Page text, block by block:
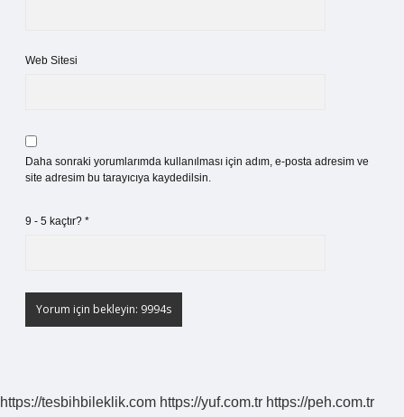
Web Sitesi
Daha sonraki yorumlarımda kullanılması için adım, e-posta adresim ve
site adresim bu tarayıcıya kaydedilsin.
9 - 5 kaçtır? *
https://tesbihbileklik.com https://yuf.com.tr https://peh.com.tr